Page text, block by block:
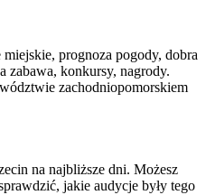
prognoza pogody, dobra
zabawa, konkursy, nagrody.
zachodniopomorskiem
na najbliższe dni. Możesz
jakie audycje były tego